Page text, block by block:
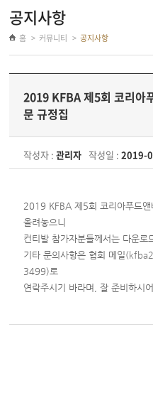
공지사항
홈 커뮤니티 공지사항
2019 KFBA 제5회 코리아
문 규정집
작성자 :관리자 작성일 :2019-
2019 KFBA 제5회 코리아푸드앤
올려놓으니
컨티발 참가자분들께서는 다운로
기타 문의사항은 협회 메일(
3499)로
연락주시기 바라며, 잘 준비하시